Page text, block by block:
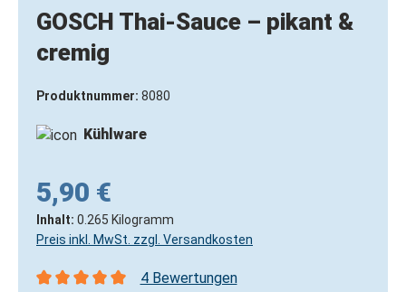
GOSCH Thai-Sauce – pikant &
cremig
Produktnummer: 8080
Kühlware
5,90 €
Inhalt: 0.265 Kilogramm
Preis inkl. MwSt. zzgl. Versandkosten
4 Bewertungen